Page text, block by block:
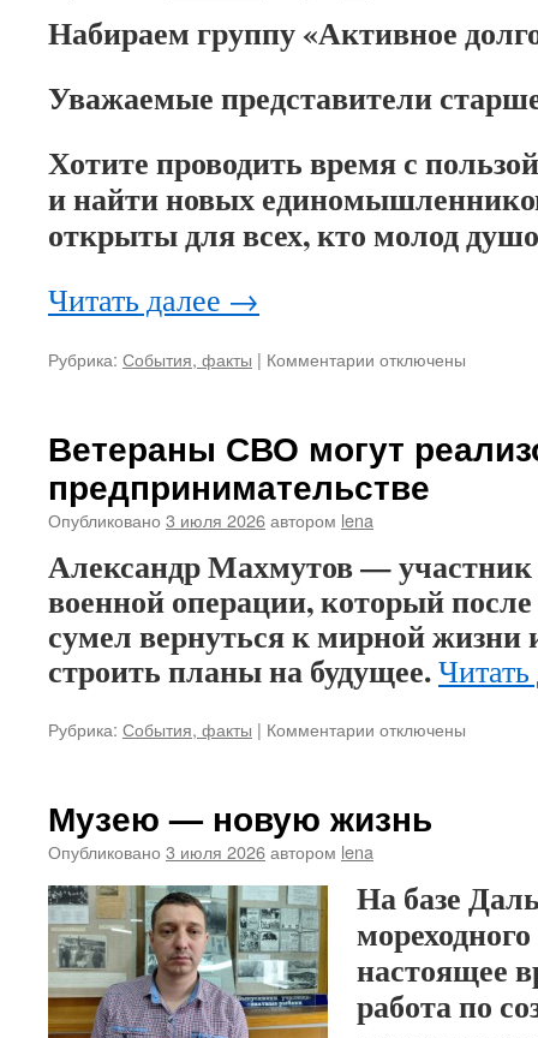
Набираем группу «Активное
Уважаемые представители
Хотите проводить время с
и найти новых
открыты для всех, кто молод
Читать далее →
Рубрика: События, факты | Комментарии к
начинается!
отключены
Ветераны СВО могут
предпринимательстве
Опубликовано 3 июля 2026автором lena
Александр Махмутов — участник
военной операции, который
сумел вернуться к мирной жизни
строить планы на будущее.
Рубрика: События, факты | Комментарии к
могут
отключены
Музею — новую жизнь
Опубликовано 3 июля 2026автором lena
На базе
настоящее
работа по